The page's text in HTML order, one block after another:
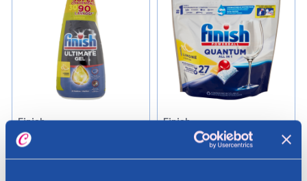
Finish
Finish Ultimate Gel
Lavastoviglie Limone 3 x 30
Finish
Finish Quantum All In One
Lavastoviglie 27 Lavaggi